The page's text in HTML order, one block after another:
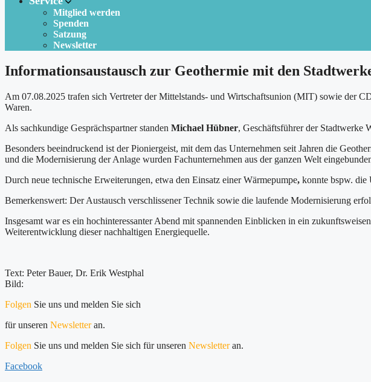
Mitglied werden
Spenden
Satzung
Newsletter
Informationsaustausch zur Geothermie mit den
Am 07.08.2025 trafen sich Vertreter der Mittelstands- und Wirtschaftsunion (MIT) sowie der
Waren.
Als sachkundige Gesprächspartner standen Michael Hübner, Geschäftsführer der Stadtwerke
Besonders beeindruckend ist der Pioniergeist, mit dem das Unternehmen seit Jahren die
und die Modernisierung der Anlage wurden Fachunternehmen aus der ganzen Welt
Durch neue technische Erweiterungen, etwa den Einsatz einer Wärmepumpe, konnte bspw. die
Bemerkenswert: Der Austausch verschlissener Technik sowie die laufende Modernisierung
Insgesamt war es ein hochinteressanter Abend mit spannenden Einblicken in ein
Weiterentwicklung dieser nachhaltigen Energiequelle.
Text: Peter Bauer, Dr. Erik Westphal
Bild:
Folgen Sie uns und melden Sie sich
für unseren Newsletteran.
Folgen Sie uns und melden Sie sich für unseren Newsletteran.
Facebook